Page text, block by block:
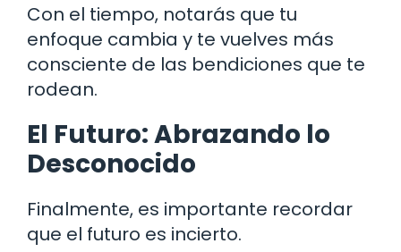
Con el tiempo, notarás que tu
enfoque cambia y te vuelves más
consciente de las bendiciones que te
rodean.
El Futuro: Abrazando lo
Desconocido
Finalmente, es importante recordar
que el futuro es incierto.